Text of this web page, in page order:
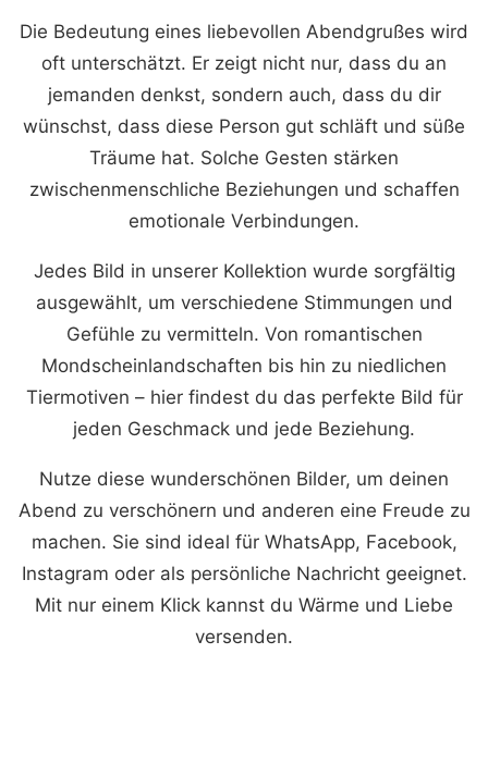
Die Bedeutung eines liebevollen Abendgrußes wird
oft unterschätzt. Er zeigt nicht nur, dass du an
jemanden denkst, sondern auch, dass du dir
wünschst, dass diese Person gut schläft und süße
Träume hat. Solche Gesten stärken
zwischenmenschliche Beziehungen und schaffen
emotionale Verbindungen.
Jedes Bild in unserer Kollektion wurde sorgfältig
ausgewählt, um verschiedene Stimmungen und
Gefühle zu vermitteln. Von romantischen
Mondscheinlandschaften bis hin zu niedlichen
Tiermotiven – hier findest du das perfekte Bild für
jeden Geschmack und jede Beziehung.
Nutze diese wunderschönen Bilder, um deinen
Abend zu verschönern und anderen eine Freude zu
machen. Sie sind ideal für WhatsApp, Facebook,
Instagram oder als persönliche Nachricht geeignet.
Mit nur einem Klick kannst du Wärme und Liebe
versenden.